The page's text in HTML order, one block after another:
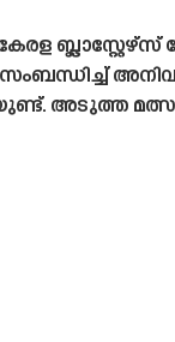
അടുത്ത